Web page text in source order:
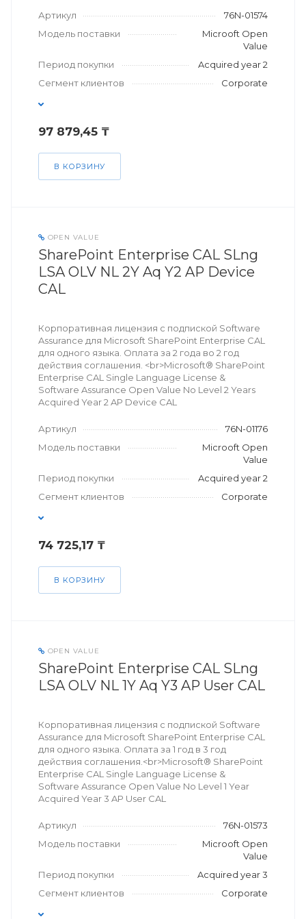
Артикул
76N-01574
Модель поставки
Microoft Open
Value
Период покупки
Acquired year 2
Сегмент клиентов
Corporate
97 879,45 ₸
В КОРЗИНУ
OPEN VALUE
SharePoint Enterprise CAL SLng
LSA OLV NL 2Y Aq Y2 AP Device
CAL
Корпоративная лицензия с подпиской Software
Assurance для Microsoft SharePoint Enterprise CAL
для одного языка. Оплата за 2 года во 2 год
действия соглашения. <br>Microsoft® SharePoint
Enterprise CAL Single Language License &
Software Assurance Open Value No Level 2 Years
Acquired Year 2 AP Device CAL
Артикул
76N-01176
Модель поставки
Microoft Open
Value
Период покупки
Acquired year 2
Сегмент клиентов
Corporate
74 725,17 ₸
В КОРЗИНУ
OPEN VALUE
SharePoint Enterprise CAL SLng
LSA OLV NL 1Y Aq Y3 AP User CAL
Корпоративная лицензия с подпиской Software
Assurance для Microsoft SharePoint Enterprise CAL
для одного языка. Оплата за 1 год в 3 год
действия соглашения.<br>Microsoft® SharePoint
Enterprise CAL Single Language License &
Software Assurance Open Value No Level 1 Year
Acquired Year 3 AP User CAL
Артикул
76N-01573
Модель поставки
Microoft Open
Value
Период покупки
Acquired year 3
Сегмент клиентов
Corporate